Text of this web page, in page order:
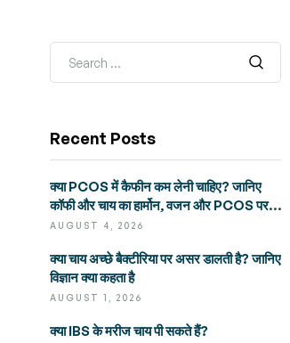
Recent Posts
AUGUST 4, 2026
क्या PCOS में कैफीन कम लेनी चाहिए? जानिए
कॉफी और चाय का हार्मोन, वजन और PCOS पर
असर
AUGUST 1, 2026
क्या चाय अच्छे बैक्टीरिया पर असर डालती है? जानिए
विज्ञान क्या कहता है
क्या IBS के मरीज चाय पी सकते हैं?